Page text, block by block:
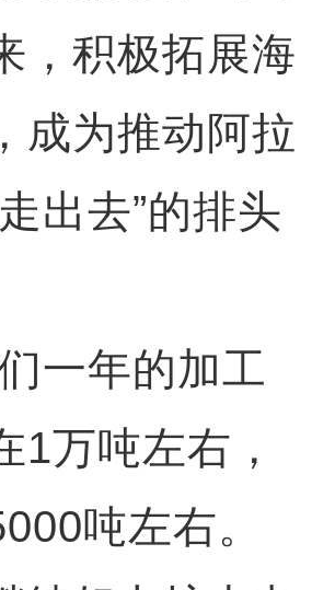
，积极拓展海
成为推动阿拉
出去”的排头
年的加工
1万吨左右，
吨左右。